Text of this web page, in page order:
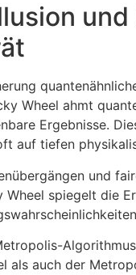
Wheel ahmt
Ergebnisse.
auf tiefen
und
Wheel spiegelt die
als auch der